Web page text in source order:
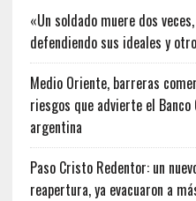
«Un soldado muere dos
defendiendo sus ideales y
Medio Oriente, barreras
riesgos que advierte el
argentina
Paso Cristo Redentor: un
reapertura, ya evacuaron a